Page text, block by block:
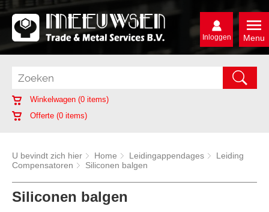
Menu
Inloggen
Winkelwagen (0 items)
Offerte (0 items)
U bevindt zich hier Home Leidingappendages
Leiding
Compensatoren
Siliconen balgen
Siliconen balgen